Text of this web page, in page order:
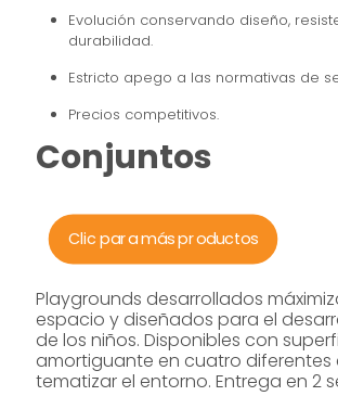
Evolución conservando diseño,
durabilidad.
Estricto apego a las normativas de
Precios competitivos.
Conjuntos
Clic para más productos
Playgrounds desarrollados
espacio y diseñados para el
de los niños. Disponibles con
amortiguante en cuatro diferentes
tematizar el entorno. Entrega en 2